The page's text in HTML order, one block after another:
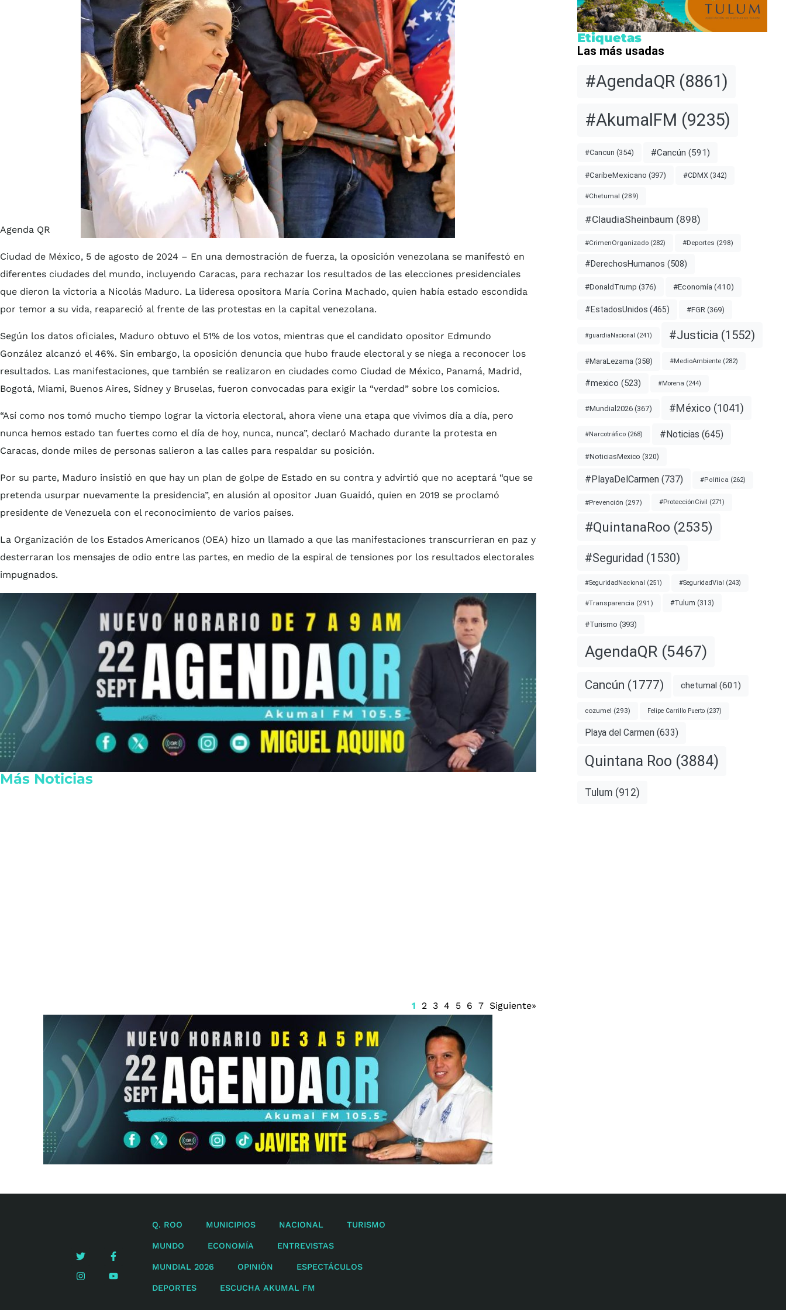
Agenda QR
Ciudad de México, 5 de agosto de 2024 – En una demostración de fuerza, la oposición venezolana se manifestó en
diferentes ciudades del mundo, incluyendo Caracas, para rechazar los resultados de las elecciones presidenciales
que dieron la victoria a Nicolás Maduro. La lideresa opositora María Corina Machado, quien había estado escondida
por temor a su vida, reapareció al frente de las protestas en la capital venezolana.
Según los datos oficiales, Maduro obtuvo el 51% de los votos, mientras que el candidato opositor Edmundo
González alcanzó el 46%. Sin embargo, la oposición denuncia que hubo fraude electoral y se niega a reconocer los
resultados. Las manifestaciones, que también se realizaron en ciudades como Ciudad de México, Panamá, Madrid,
Bogotá, Miami, Buenos Aires, Sídney y Bruselas, fueron convocadas para exigir la “verdad” sobre los comicios.
“Así como nos tomó mucho tiempo lograr la victoria electoral, ahora viene una etapa que vivimos día a día, pero
nunca hemos estado tan fuertes como el día de hoy, nunca, nunca”, declaró Machado durante la protesta en
Caracas, donde miles de personas salieron a las calles para respaldar su posición.
Por su parte, Maduro insistió en que hay un plan de golpe de Estado en su contra y advirtió que no aceptará “que se
pretenda usurpar nuevamente la presidencia”, en alusión al opositor Juan Guaidó, quien en 2019 se proclamó
presidente de Venezuela con el reconocimiento de varios países.
La Organización de los Estados Americanos (OEA) hizo un llamado a que las manifestaciones transcurrieran en paz y
desterraran los mensajes de odio entre las partes, en medio de la espiral de tensiones por los resultados electorales
impugnados.
Más Noticias
1 2 3 4 5 6 7 Siguiente»
Etiquetas
Las más usadas
#AgendaQR(8861)
#AkumalFM (9235)
#Cancun (354) #Cancún (591)
#CaribeMexicano (397) #CDMX(342)
#Chetumal (289)
#ClaudiaSheinbaum (898)
#CrimenOrganizado(282) #Deportes (298)
#DerechosHumanos (508)
#DonaldTrump (376) #Economía (410)
#EstadosUnidos (465) #FGR (369)
#guardiaNacional (241) #Justicia (1552)
#MaraLezama (358) #MedioAmbiente(282)
#mexico (523) #Morena (244)
#Mundial2026(367) #México(1041)
#Narcotráfico(268) #Noticias (645)
#NoticiasMexico (320)
#PlayaDelCarmen(737) #Política (262)
#Prevención (297) #ProtecciónCivil (271)
#QuintanaRoo (2535)
#Seguridad (1530)
#SeguridadNacional (251) #SeguridadVial (243)
#Transparencia (291) #Tulum (313)
#Turismo (393)
AgendaQR(5467)
Cancún (1777) chetumal (601)
cozumel (293) Felipe Carrillo Puerto(237)
Playa del Carmen (633)
Quintana Roo (3884)
Tulum (912)
Q. ROO MUNICIPIOS NACIONAL TURISMO
MUNDO ECONOMÍA ENTREVISTAS
MUNDIAL 2026 OPINIÓN ESPECTÁCULOS
DEPORTES ESCUCHA AKUMAL FM